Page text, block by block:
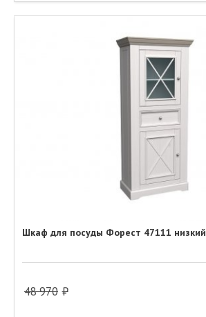
Шкаф для посуды Форест 47111 низкий
48 970